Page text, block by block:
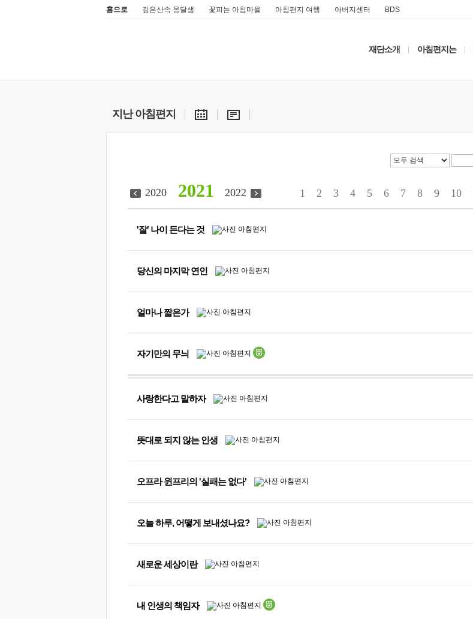
홈으로 깊은산속 옹달샘 꽃피는 아침마을 아침편지 여행 아버지센터 BDS
재단소개 아침편지는
지난 아침편지
2021
2020 2022 1 2 3 4 5 6 7 8 9 10
'잘' 나이 든다는 것
당신의 마지막 연인
얼마나 짧은가
자기만의 무늬
사랑한다고 말하자
뜻대로 되지 않는 인생
오프라 윈프리의 '실패는 없다'
오늘 하루, 어떻게 보내셨나요?
새로운 세상이란
내 인생의 책임자